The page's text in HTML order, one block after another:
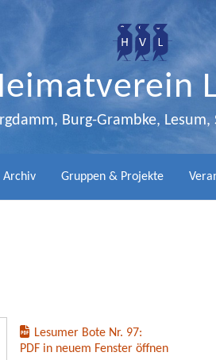
Burg-Grambke,
Archiv Gruppen & Projekte
Lesumer Bote Nr. 97:
PDF in neuem Fenster öffnen